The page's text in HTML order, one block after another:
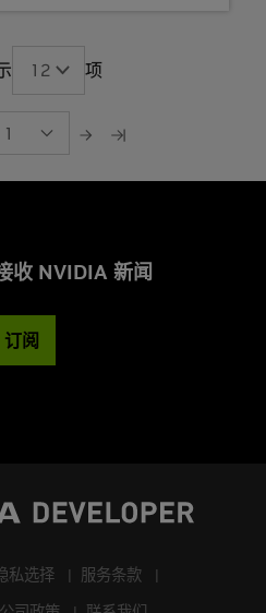
项
1
收 NVIDIA 新闻
订阅
私选择
服务条款